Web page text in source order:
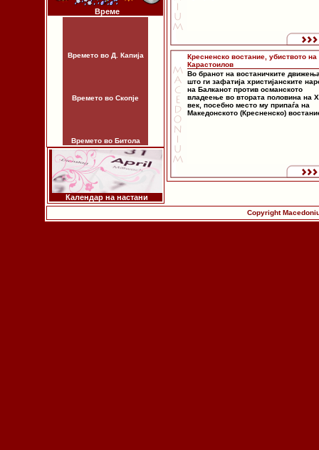
Време
Времето во Д. Капија
Времето во Скопје
Времето во Битола
Календар на настани
Кресненскo востание, убиството на
Карастоилов
Во бранот на востаничките
што ги зафатија христијанските
на Балканот против османското
владеење во втората половина на
век, посебно место му припаѓа на
Македонското (Кресненско)
Copyright